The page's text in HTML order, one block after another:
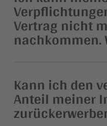
Vertrag nicht
nachkommen.
Kann ich den
Anteil meiner